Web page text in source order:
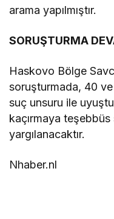
arama yapılmıştır.
SORUŞTURMA
Haskovo Bölge
soruşturmada, 40
suç unsuru ile
kaçırmaya teşebbüs
yargılanacaktır.
Nhaber.nl